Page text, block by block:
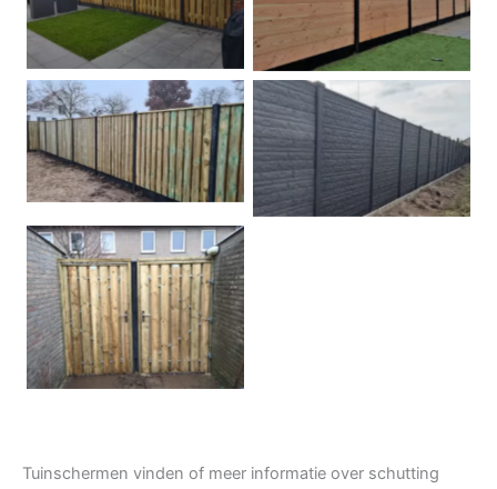
Hout beton schuttingen Rots motief antraciet
Tuindeur grenen
Tuinschermen vinden of meer informatie over schutting